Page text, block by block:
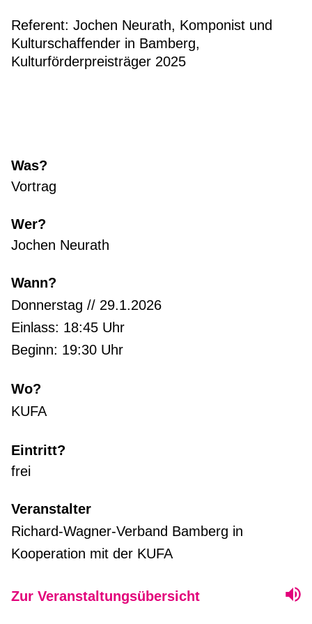
Referent: Jochen Neurath, Komponist und
Kulturschaffender in Bamberg,
Kulturförderpreisträger 2025
Was?
Vortrag
Wer?
Jochen Neurath
Wann?
Donnerstag // 29.1.2026
Einlass: 18:45 Uhr
Beginn: 19:30 Uhr
Wo?
KUFA
Eintritt?
frei
Veranstalter
Richard-Wagner-Verband Bamberg in
Kooperation mit der KUFA
Zur Veranstaltungsübersicht